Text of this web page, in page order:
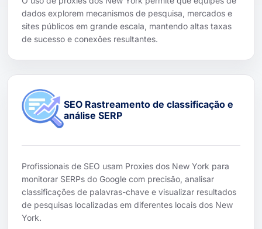
dados explorem mecanismos de pesquisa, mercados e
sites públicos em grande escala, mantendo altas taxas
de sucesso e conexões resultantes.
SEO Rastreamento de classificação e
análise SERP
Profissionais de SEO usam Proxies dos New York para
monitorar SERPs do Google com precisão, analisar
classificações de palavras-chave e visualizar resultados
de pesquisas localizadas em diferentes locais dos New
York.